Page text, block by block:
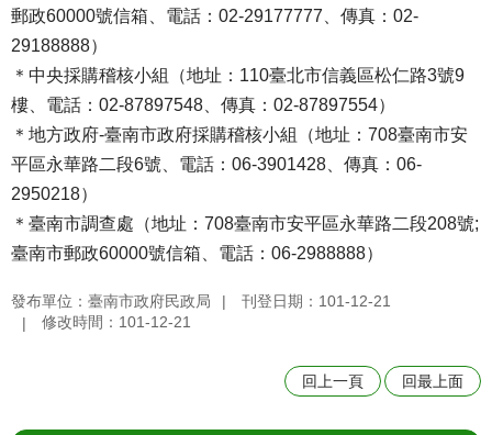
郵政60000號信箱、電話：02-29177777、傳真：02-
29188888）
＊中央採購稽核小組（地址：110臺北市信義區松仁路3號9
樓、電話：02-87897548、傳真：02-87897554）
＊地方政府-臺南市政府採購稽核小組（地址：708臺南市安
平區永華路二段6號、電話：06-3901428、傳真：06-
2950218）
＊臺南市調查處（地址：708臺南市安平區永華路二段208號;
臺南市郵政60000號信箱、電話：06-2988888）
發布單位：臺南市政府民政局
刊登日期：101-12-21
修改時間：101-12-21
回上一頁 回最上面